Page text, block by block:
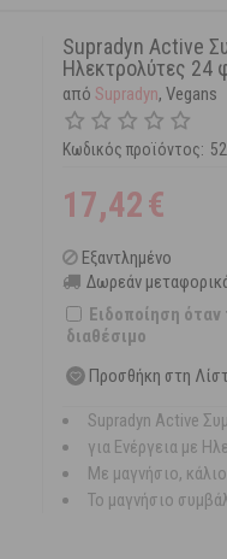
Supradyn Active
Ηλεκτρολύτες 24
από Supradyn, Vegans
Κωδικός προϊόντος:
17,42€
Εξαντλημένο
Δωρεάν
Ειδοποίηση όταν
διαθέσιμο
Προσθήκη στη
Supradyn Active
για Ενέργεια με
Με μαγνήσιο,
Το μαγνήσιο